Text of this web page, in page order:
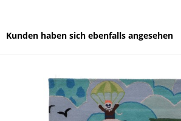
Kunden haben sich ebenfalls angesehen